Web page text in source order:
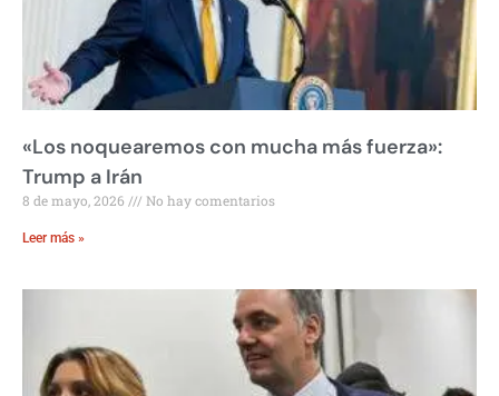
«Los noquearemos con mucha más fuerza»:
Trump a Irán
8 de mayo, 2026 No hay comentarios
Leer más »